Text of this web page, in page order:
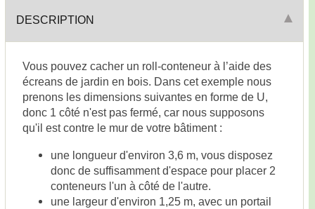
DESCRIPTION
Vous pouvez cacher un roll-conteneur à l’aide des
écreans de jardin en bois. Dans cet exemple nous
prenons les dimensions suivantes en forme de U,
donc 1 côté n'est pas fermé, car nous supposons
qu'il est contre le mur de votre bâtiment :
une longueur d'environ 3,6 m, vous disposez
donc de suffisamment d'espace pour placer 2
conteneurs l'un à côté de l'autre.
une largeur d'environ 1,25 m, avec un portail